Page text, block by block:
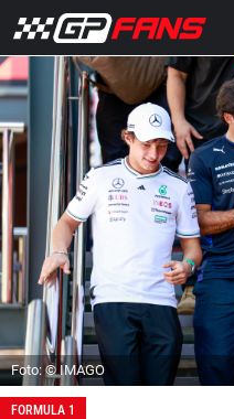
Foto: © IMAGO
FORMULA 1